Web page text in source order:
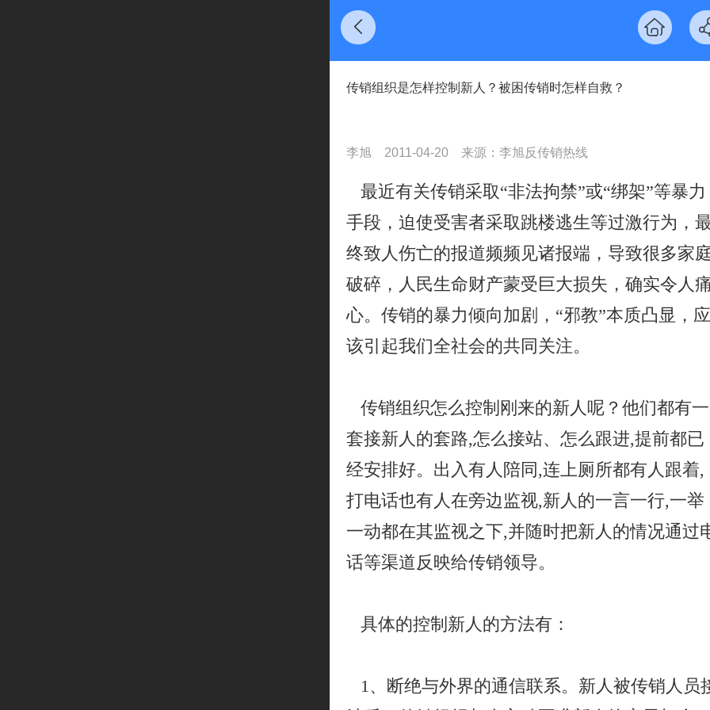
传销组织是怎样控制新人？被困传销时怎样自救？
李旭 2011-04-20 来源：李旭反传销热线
最近有关传销采取“非法拘禁”或“绑架”等暴力
手段，迫使受害者采取跳楼逃生等过激行为，
终致人伤亡的报道频频见诸报端，导致很多家
破碎，人民生命财产蒙受巨大损失，确实令人
心。传销的暴力倾向加剧，“邪教”本质凸显，应
该引起我们全社会的共同关注。
传销组织怎么控制刚来的新人呢？他们都有一
套接新人的套路,怎么接站、怎么跟进,提前都已
经安排好。出入有人陪同,连上厕所都有人跟着,
打电话也有人在旁边监视,新人的一言一行,一举
一动都在其监视之下,并随时把新人的情况通过
话等渠道反映给传销领导。
具体的控制新人的方法有：
1、断绝与外界的通信联系。新人被传销人员